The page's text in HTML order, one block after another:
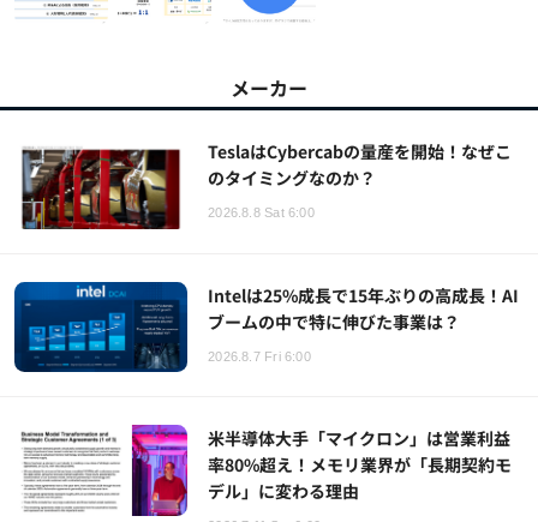
メーカー
TeslaはCybercabの量産を開始！なぜこ
のタイミングなのか？
2026.8.8 Sat 6:00
Intelは25%成長で15年ぶりの高成長！AI
ブームの中で特に伸びた事業は？
2026.8.7 Fri 6:00
米半導体大手「マイクロン」は営業利益
率80%超え！メモリ業界が「長期契約モ
デル」に変わる理由